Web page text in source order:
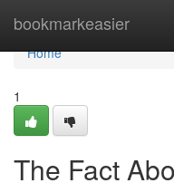
bookmarkeasier
Home
Home
1
The Fact